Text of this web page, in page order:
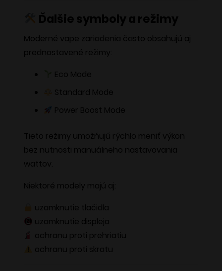
Ďalšie symboly a režimy
Moderné vape zariadenia často obsahujú aj
prednastavené režimy:
Eco Mode
Standard Mode
Power Boost Mode
Tieto režimy umožňujú rýchlo meniť výkon
bez nutnosti manuálneho nastavovania
wattov.
Niektoré modely majú aj:
uzamknutie tlačidla
uzamknutie displeja
ochranu proti prehriatiu
ochranu proti skratu